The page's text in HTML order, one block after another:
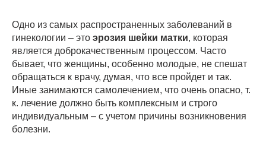
Одно из самых распространенных заболеваний в
гинекологии – это эрозия шейки матки, которая
является доброкачественным процессом. Часто
бывает, что женщины, особенно молодые, не спешат
обращаться к врачу, думая, что все пройдет и так.
Иные занимаются самолечением, что очень опасно, т.
к. лечение должно быть комплексным и строго
индивидуальным – с учетом причины возникновения
болезни.